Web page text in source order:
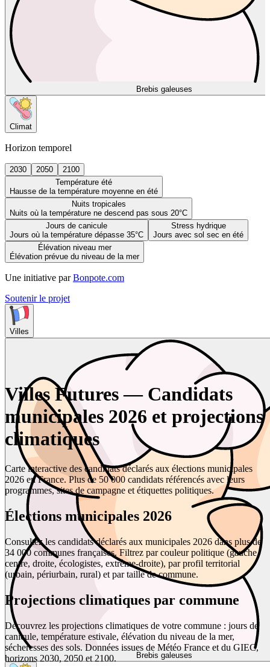
Brebis galeuses
Climat
Horizon temporel
2030 2050
2100
Température été
Hausse de la température moyenne en été
Nuits tropicales
Nuits où la température ne descend pas sous 20°C
Jours de canicule
Jours où la température dépasse 35°C
Stress hydrique
Jours avec sol sec en été
Élévation niveau mer
Élévation prévue du niveau de la mer
Une initiative par Bonpote.com
Soutenir le projet
Villes
Brebis galeuses
Villes Futures — Candidats
municipales 2026 et projections
climatiques
Carte interactive des candidats déclarés aux élections municipales
2026 en France. Plus de 50 000 candidats référencés avec leurs
programmes, sites de campagne et étiquettes politiques.
Élections municipales 2026
Consultez les candidats déclarés aux municipales 2026 dans plus de
34 000 communes françaises. Filtrez par couleur politique (gauche,
centre, droite, écologistes, extrême-droite), par profil territorial
(urbain, périurbain, rural) et par taille de commune.
Projections climatiques par commune
Découvrez les projections climatiques de votre commune : jours de
canicule, température estivale, élévation du niveau de la mer,
sécheresses des sols. Données issues de Météo France et du GIEC,
horizons 2030, 2050 et 2100.